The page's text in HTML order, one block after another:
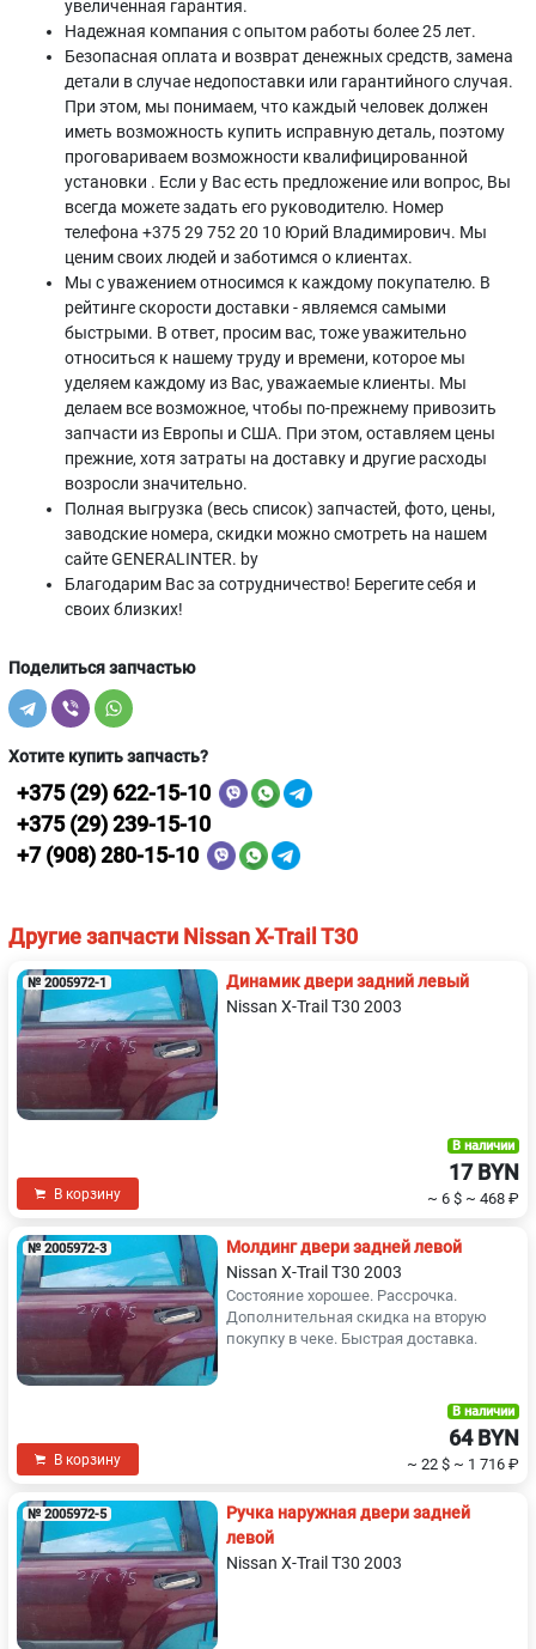
увеличенная гарантия.
Надежная компания с опытом работы более 25 лет.
Безопасная оплата и возврат денежных средств, замена
детали в случае недопоставки или гарантийного случая.
При этом, мы понимаем, что каждый человек должен
иметь возможность купить исправную деталь, поэтому
проговариваем возможности квалифицированной
установки . Если у Вас есть предложение или вопрос, Вы
всегда можете задать его руководителю. Номер
телефона +375 29 752 20 10 Юрий Владимирович. Мы
ценим своих людей и заботимся о клиентах.
Мы с уважением относимся к каждому покупателю. В
рейтинге скорости доставки - являемся самыми
быстрыми. В ответ, просим вас, тоже уважительно
относиться к нашему труду и времени, которое мы
уделяем каждому из Вас, уважаемые клиенты. Мы
делаем все возможное, чтобы по-прежнему привозить
запчасти из Европы и США. При этом, оставляем цены
прежние, хотя затраты на доставку и другие расходы
возросли значительно.
Полная выгрузка (весь список) запчастей, фото, цены,
заводские номера, скидки можно смотреть на нашем
сайте GENERALINTER. by
Благодарим Вас за сотрудничество! Берегите себя и
своих близких!
Поделиться запчастью
Хотите купить запчасть?
+375 (29) 622-15-10
+375 (29) 239-15-10
+7 (908) 280-15-10
Другие запчасти Nissan X-Trail T30
№ 2005972-1
Динамик двери задний левый
Nissan X-Trail T30 2003
В корзину
В наличии
17 BYN
~ 6 $ ~ 468 ₽
№ 2005972-3
Молдинг двери задней левой
Nissan X-Trail T30 2003
Состояние хорошее. Рассрочка.
Дополнительная скидка на вторую
покупку в чеке. Быстрая доставка.
В корзину
В наличии
64 BYN
~ 22 $ ~ 1 716 ₽
№ 2005972-5
Ручка наружная двери задней
левой
Nissan X-Trail T30 2003